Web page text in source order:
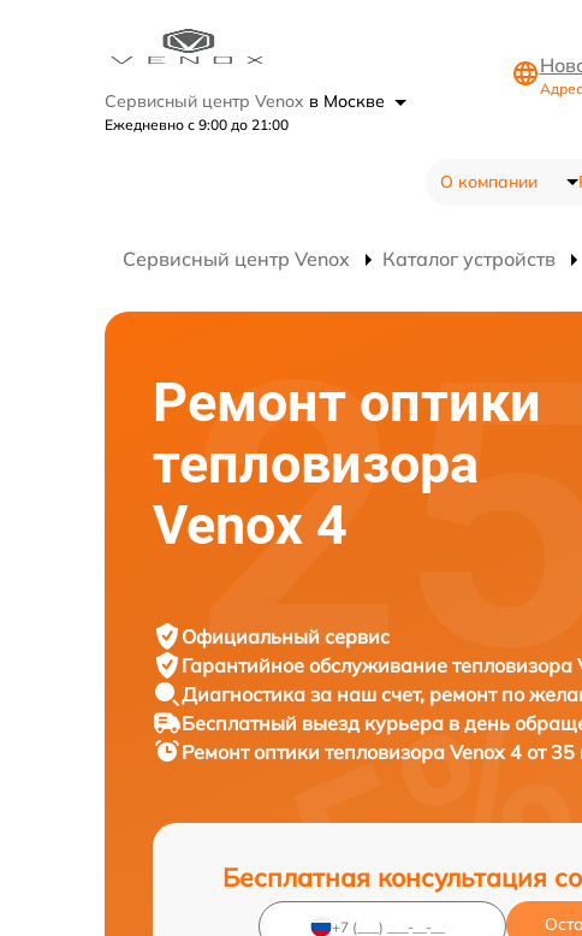
Сервисный центр Venox в Москве
Ежедневно с 9:00 до 21:00
О компании
Сервисный центр Venox Каталог устройств
Ремонт оптики
тепловизора
Venox 4
Официальный сервис
Гарантийное обслуживание тепловизора
Диагностика за наш счет, ремонт по
Бесплатный выезд курьера в день
Ремонт оптики тепловизора Venox 4 от 35
Бесплатная консультация